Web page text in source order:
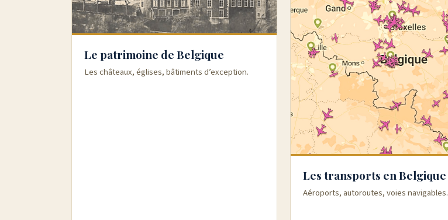
Le patrimoine de Belgique
Les châteaux, églises, bâtiments d’exception.
Les transports en Belgique
Aéroports, autoroutes, voies navigables.